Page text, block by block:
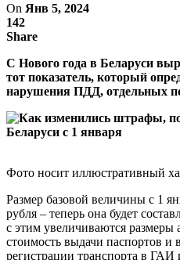
On Янв 5, 2024
142
Share
С Нового года в Беларуси
тот показатель, который
нарушения ПДД, отдельных
Фото носит иллюстративный
Размер базовой величины с 1
рубля – теперь она будет
с этим увеличиваются
стоимость выдачи паспортов и
регистрации транспорта в ГАИ